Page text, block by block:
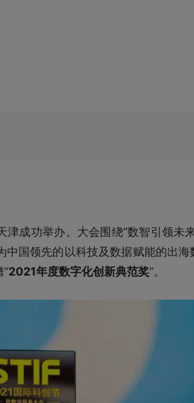
成功举办。大会围绕“数智引领未
国领先的以科技及数据赋能的出
2021年度数字化创新典范奖”。